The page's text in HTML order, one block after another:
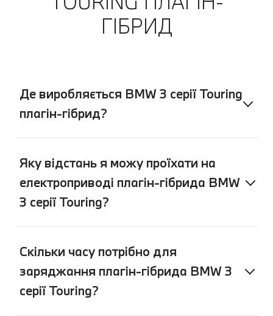
ГІБРИД
Де виробляється BMW 3 серії Touring
плагін-гібрид?
Яку відстань я можу проїхати на
електроприводі плагін-гібрида BMW
3 серії Touring?
Скільки часу потрібно для
заряджання плагін-гібрида BMW 3
серії Touring?